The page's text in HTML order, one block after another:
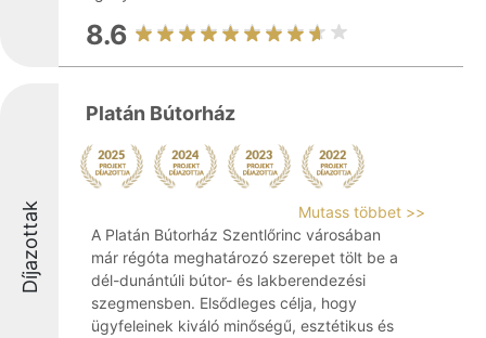
8.6
Díjazottak
Platán Bútorház
Mutass többet >>
A Platán Bútorház Szentlőrinc városában
már régóta meghatározó szerepet tölt be a
dél-dunántúli bútor- és lakberendezési
szegmensben. Elsődleges célja, hogy
ügyfeleinek kiváló minőségű, esztétikus és